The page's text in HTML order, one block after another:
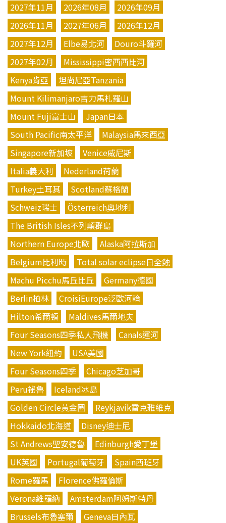
2027年11月
2026年08月
2026年09月
2026年11月
2027年06月
2026年12月
2027年12月
Elbe易北河
Douro斗羅河
2027年02月
Mississippi密西西比河
Kenya肯亞
坦尚尼亞Tanzania
Mount Kilimanjaro吉力馬札羅山
Mount Fuji富士山
Japan日本
South Pacific南太平洋
Malaysia馬來西亞
Singapore新加坡
Venice威尼斯
Italia義大利
Nederland荷蘭
Turkey土耳其
Scotland蘇格蘭
Schweiz瑞士
Österreich奧地利
The British Isles不列顛群島
Northern Europe北歐
Alaska阿拉斯加
Belgium比利時
Total solar eclipse日全蝕
Machu Picchu馬丘比丘
Germany德國
Berlin柏林
CroisiEurope泛歐河輪
Hilton希爾頓
Maldives馬爾地夫
Four Seasons四季私人飛機
Canals運河
New York紐約
USA美國
Four Seasons四季
Chicago芝加哥
Peru祕魯
Iceland冰島
Golden Circle黃金圈
Reykjavík雷克雅維克
Hokkaido北海道
Disney迪士尼
St Andrews聖安德魯
Edinburgh愛丁堡
UK英國
Portugal葡萄牙
Spain西班牙
Rome羅馬
Florence佛羅倫斯
Verona維羅納
Amsterdam阿姆斯特丹
Brussels布魯塞爾
Geneva日內瓦